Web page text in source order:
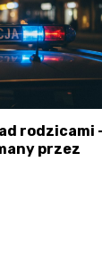
rodzicami
przez